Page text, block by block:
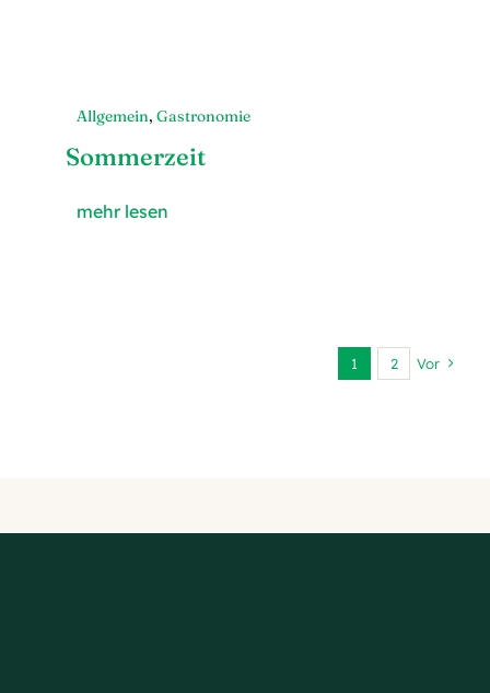
Allgemein, Gastronomie
Sommerzeit
mehr lesen
1 2 Vor